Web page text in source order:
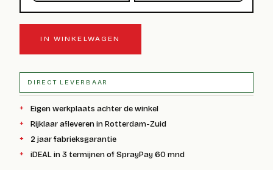
IN WINKELWAGEN
DIRECT LEVERBAAR
Eigen werkplaats achter de winkel
Rijklaar afleveren in Rotterdam-Zuid
2 jaar fabrieksgarantie
iDEAL in 3 termijnen of SprayPay 60 mnd